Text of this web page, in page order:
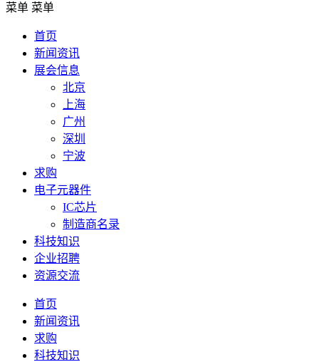
菜单 菜单
首页
新闻资讯
展会信息
北京
上海
广州
深圳
宁波
求购
电子元器件
IC芯片
制造商名录
科技知识
企业招聘
资源交流
首页
新闻资讯
求购
科技知识